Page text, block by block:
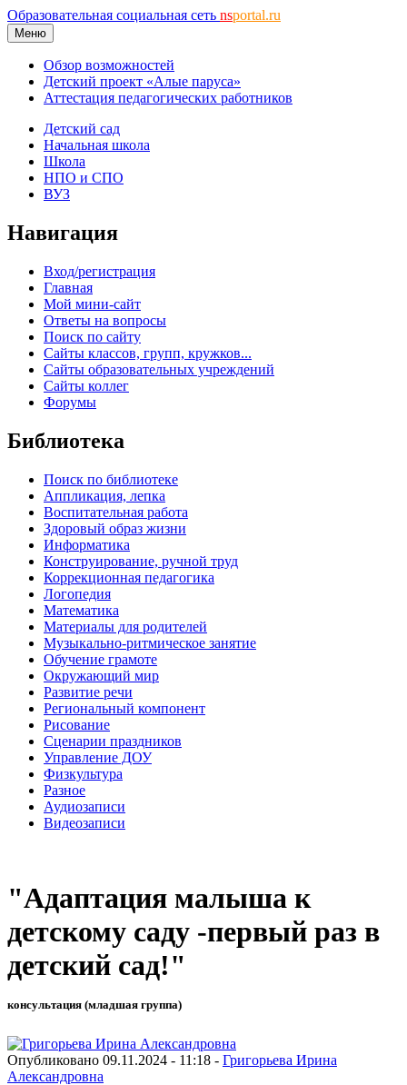
Образовательная социальная сеть nsportal.ru
Меню
Обзор возможностей
Детский проект «Алые паруса»
Аттестация педагогических работников
Детский сад
Начальная школа
Школа
НПО и СПО
ВУЗ
Навигация
Вход/регистрация
Главная
Мой мини-сайт
Ответы на вопросы
Поиск по сайту
Сайты классов, групп, кружков...
Сайты образовательных учреждений
Сайты коллег
Форумы
Библиотека
Поиск по библиотеке
Аппликация, лепка
Воспитательная работа
Здоровый образ жизни
Информатика
Конструирование, ручной труд
Коррекционная педагогика
Логопедия
Математика
Материалы для родителей
Музыкально-ритмическое занятие
Обучение грамоте
Окружающий мир
Развитие речи
Региональный компонент
Рисование
Сценарии праздников
Управление ДОУ
Физкультура
Разное
Аудиозаписи
Видеозаписи
"Адаптация малыша к
детскому саду -первый раз в
детский сад!"
консультация (младшая группа)
Опубликовано 09.11.2024 - 11:18 - Григорьева Ирина
Александровна